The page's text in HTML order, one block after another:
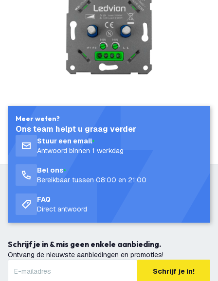
Meer weten?
Ons team helpt u graag verder
Stuur een email
Antwoord binnen 1 werkdag
Bel ons
Bereikbaar tussen 08:00 en 21:00
FAQ
Direct antwoord
Schrijf je in & mis geen enkele aanbieding.
Ontvang de nieuwste aanbiedingen en promoties!
Schrijf je in!